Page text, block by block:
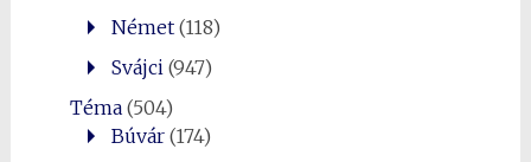
Német(118)
Svájci (947)
Téma(504)
Búvár(174)